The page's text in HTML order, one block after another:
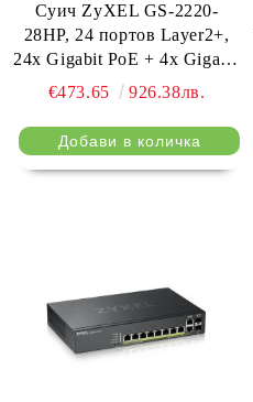
Суич ZyXEL GS-2220-
28HP, 24 портов Layer2+,
24x Gigabit PoE + 4x Gigabit
combo (RJ45/SFP),
€473.65 926.38лв.